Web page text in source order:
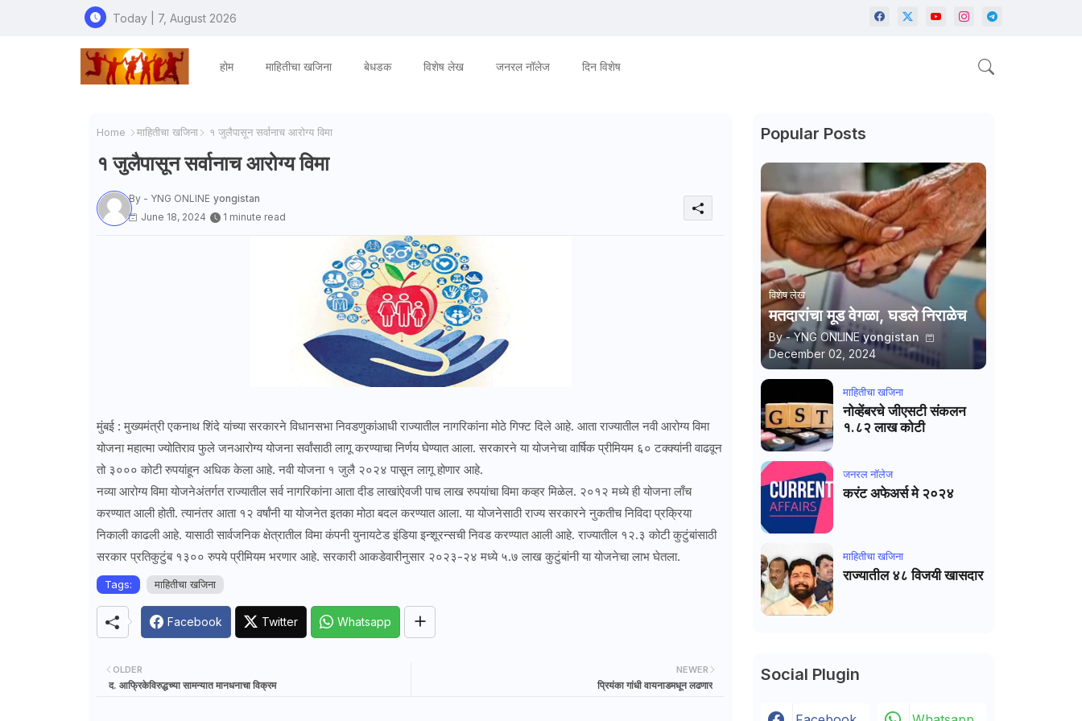
Today | 7, August 2026
होम माहितीचा खजिना बेधडक विशेष लेख जनरल नॉलेज दिन विशेष
Home माहितीचा खजिना १ जुलैपासून सर्वानाच आरोग्य विमा
१ जुलैपासून सर्वानाच आरोग्य विमा
By - YNG ONLINE yongistan
June 18, 2024
1 minute read
मुंबई : मुख्यमंत्री एकनाथ शिंदे यांच्या सरकारने विधानसभा निवडणुकांआधी राज्यातील नागरिकांना मोठे गिफ्ट दिले आहे. आता राज्यातील नवी आरोग्य विमा
योजना महात्मा ज्योतिराव फुले जनआरोग्य योजना सर्वांसाठी लागू करण्याचा निर्णय घेण्यात आला. सरकारने या योजनेचा वार्षिक प्रीमियम ६० टक्क्यांनी वाढवून
तो ३००० कोटी रुपयांहून अधिक केला आहे. नवी योजना १ जुलै २०२४ पासून लागू होणार आहे.
नव्या आरोग्य विमा योजनेअंतर्गत राज्यातील सर्व नागरिकांना आता दीड लाखांऐवजी पाच लाख रुपयांचा विमा कव्हर मिळेल. २०१२ मध्ये ही योजना लाँच
करण्यात आली होती. त्यानंतर आता १२ वर्षांनी या योजनेत इतका मोठा बदल करण्यात आला. या योजनेसाठी राज्य सरकारने नुकतीच निविदा प्रक्रिया
निकाली काढली आहे. यासाठी सार्वजनिक क्षेत्रातील विमा कंपनी युनायटेड इंडिया इन्शूरन्सची निवड करण्यात आली आहे. राज्यातील १२.३ कोटी कुटुंबांसाठी
सरकार प्रतिकुटुंब १३०० रुपये प्रीमियम भरणार आहे. सरकारी आकडेवारीनुसार २०२३-२४ मध्ये ५.७ लाख कुटुंबांनी या योजनेचा लाभ घेतला.
Tags: माहितीचा खजिना
Facebook Twitter Whatsapp
NEWER
प्रियंका गांधी वायनाडमधून लढणार
OLDER
द. आफ्रिकेविरुद्धच्या सामन्यात मानधनाचा विक्रम
Popular Posts
विशेष लेख
मतदारांचा मूड वेगळा, घडले निराळेच
By - YNG ONLINE yongistan
December 02, 2024
माहितीचा खजिना
नोव्हेंबरचे जीएसटी संकलन
१.८२ लाख कोटी
जनरल नाॅलेज
करंट अफेअर्स मे २०२४
माहितीचा खजिना
राज्यातील ४८ विजयी खासदार
Social Plugin